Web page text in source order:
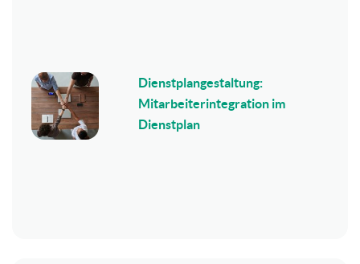
Dienstplangestaltung:
Mitarbeiterintegration im
Dienstplan